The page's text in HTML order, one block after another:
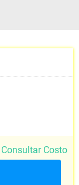
Consultar Costo